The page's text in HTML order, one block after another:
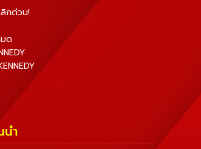
กด่วน!
ด
ำ